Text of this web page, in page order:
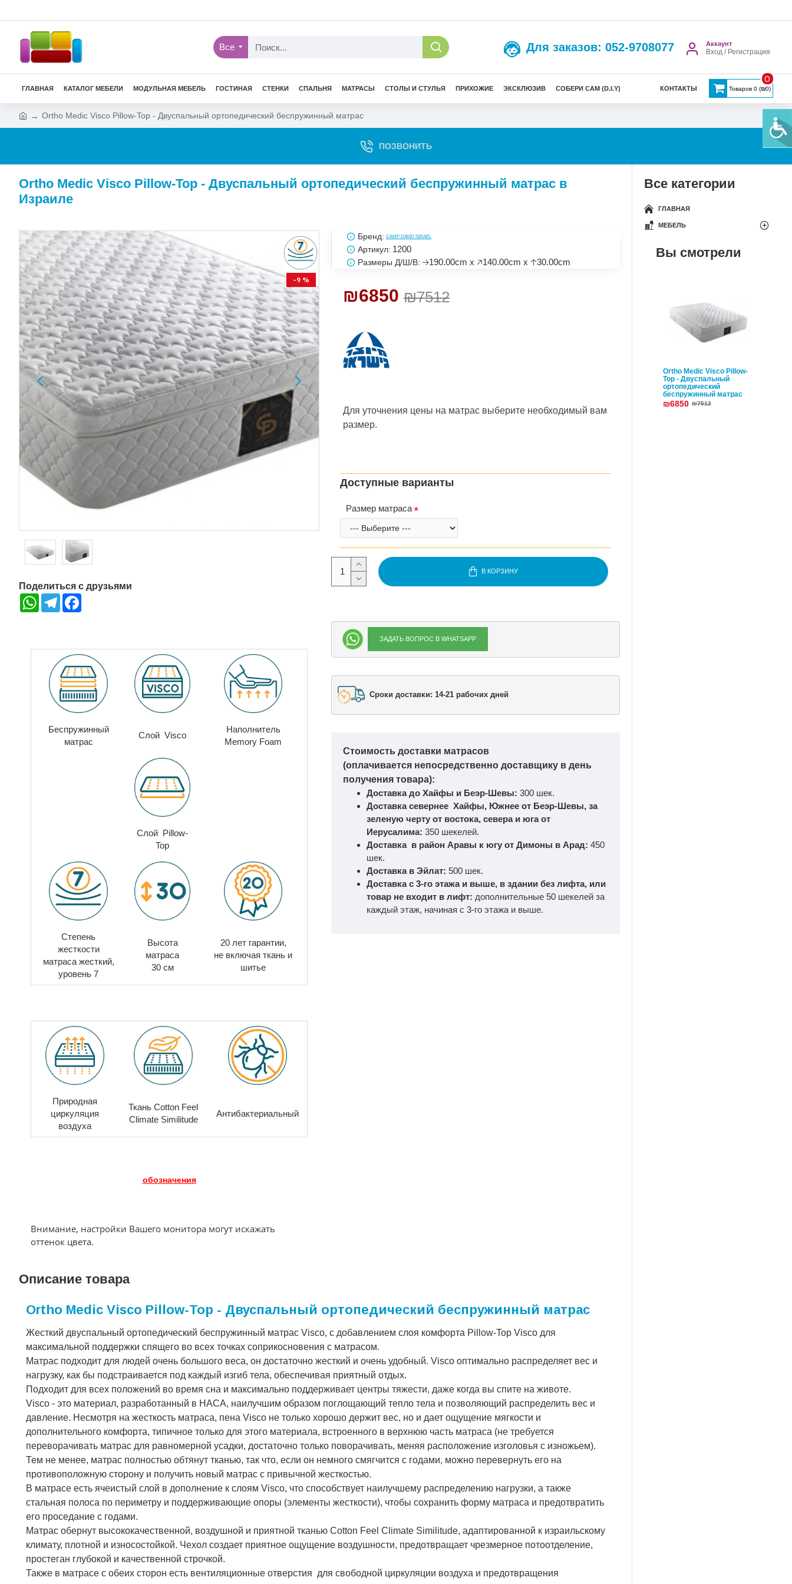
Все Для заказов: 052-9708077 Аккаунт
Вход / Регистрация
ГЛАВНАЯ КАТАЛОГ МЕБЕЛИ МОДУЛЬНАЯ МЕБЕЛЬ ГОСТИНАЯ СТЕНКИ СПАЛЬНЯ МАТРАСЫ СТОЛЫ И СТУЛЬЯ ПРИХОЖИЕ ЭКСКЛЮЗИВ СОБЕРИ САМ (D.I.Y) КОНТАКТЫ Товаров 0 (₪0)
0
Ortho Medic Visco Pillow-Top - Двуспальный ортопедический беспружинный матрас
ПОЗВОНИТЬ
Ortho Medic Visco Pillow-Top - Двуспальный ортопедический беспружинный матрас в
Израиле
-9 %
Поделиться с друзьями
WhatsAppTelegram
Беспружинный
матрас
Слой Visco
Наполнитель
Memory Foam
Слой Pillow-
Top
Степень
жесткости
матраса жесткий,
уровень 7
Высота
матраса
30 см
20 лет гарантии,
не включая ткань и
шитье
Природная
циркуляция
воздуха
Ткань Cotton Feel
Climate Similitude
Антибактериальный
обозначения
Внимание, настройки Вашего монитора могут искажать
оттенок цвета.
Для уточнения цены на матрас выберите необходимый вам
размер.
₪7512
₪6850
Бренд: CAMP DAVID ISRAEL
Артикул: 1200
Размеры Д/Ш/В: 🡢190.00cm x 🡥140.00cm x 🡡30.00cm
Доступные варианты
Размер матраса
В КОРЗИНУ
ЗАДАТЬ ВОПРОС В WHATSAPP
Сроки доставки: 14-21 рабочих дней
Стоимость доставки матрасов
(оплачивается непосредственно доставщику в день
получения товара):
Доставка до Хайфы и Беэр-Шевы: 300 шек.
Доставка севернее Хайфы, Южнее от Беэр-Шевы, за
зеленую черту от востока, севера и юга от
Иерусалима: 350 шекелей.
Доставка в район Аравы к югу от Димоны в Арад: 450
шек.
Доставка в Эйлат: 500 шек.
Доставка с 3-го этажа и выше, в здании без лифта, или
товар не входит в лифт: дополнительные 50 шекелей за
каждый этаж, начиная с 3-го этажа и выше.
Описание товара
Ortho Medic Visco Pillow-Top - Двуспальный ортопедический беспружинный матрас
Жесткий двуспальный ортопедический беспружинный матрас Visco, с добавлением слоя комфорта Pillow-Top Visco для
максимальной поддержки спящего во всех точках соприкосновения с матрасом.
Матрас подходит для людей очень большого веса, он достаточно жесткий и очень удобный. Visco оптимально распределяет вес и
нагрузку, как бы подстраивается под каждый изгиб тела, обеспечивая приятный отдых.
Подходит для всех положений во время сна и максимально поддерживает центры тяжести, даже когда вы спите на животе.
Visco - это материал, разработанный в НАСА, наилучшим образом поглощающий тепло тела и позволяющий распределить вес и
давление. Несмотря на жесткость матраса, пена Visco не только хорошо держит вес, но и дает ощущение мягкости и
дополнительного комфорта, типичное только для этого материала, встроенного в верхнюю часть матраса (не требуется
переворачивать матрас для равномерной усадки, достаточно только поворачивать, меняя расположение изголовья с изножьем).
Тем не менее, матрас полностью обтянут тканью, так что, если он немного смягчится с годами, можно перевернуть его на
противоположную сторону и получить новый матрас с привычной жесткостью.
В матрасе есть ячеистый слой в дополнение к слоям Visco, что способствует наилучшему распределению нагрузки, а также
стальная полоса по периметру и поддерживающие опоры (элементы жесткости), чтобы сохранить форму матраса и предотвратить
его проседание с годами.
Матрас обернут высококачественной, воздушной и приятной тканью Cotton Feel Climate Similitude, адаптированной к израильскому
климату, плотной и износостойкой. Чехол создает приятное ощущение воздушности, предотвращает чрезмерное потоотделение,
простеган глубокой и качественной строчкой.
Также в матрасе с обеих сторон есть вентиляционные отверстия для свободной циркуляции воздуха и предотвращения
Все категории
ГЛАВНАЯ
МЕБЕЛЬ
Вы смотрели
Ortho Medic Visco Pillow-
Top - Двуспальный
ортопедический
беспружинный матрас
₪6850 ₪7512